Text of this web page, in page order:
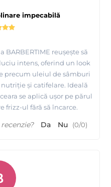
impecabilă
reușește să
intens, oferind un look
precum uleiul de sâmburi
și catifelare. Ideală
se aplică ușor pe părul
frizz-ul fără să încarce.
Da Nu (0/0)